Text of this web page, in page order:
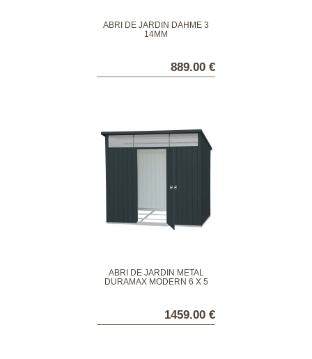
ABRI DE JARDIN DAHME 3
14MM
889.00 €
ABRI DE JARDIN MÉTAL
DURAMAX MODERN 6 X 5
1459.00 €